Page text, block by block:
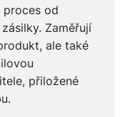
proces od
Zaměřují
ale také
přiložené